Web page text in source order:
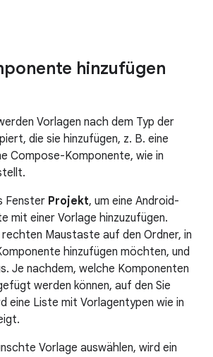
hinzufügen
Vorlagen nach dem Typ der
die sie hinzufügen, z. B. eine
Compose-Komponente, wie in
Fenster Projekt, um eine Android-
mit einer Vorlage hinzuzufügen.
rechten Maustaste auf den Ordner, in
hinzufügen möchten, und
Je nachdem, welche Komponenten
werden können, auf den Sie
eine Liste mit Vorlagentypen wie in
Vorlage auswählen, wird ein